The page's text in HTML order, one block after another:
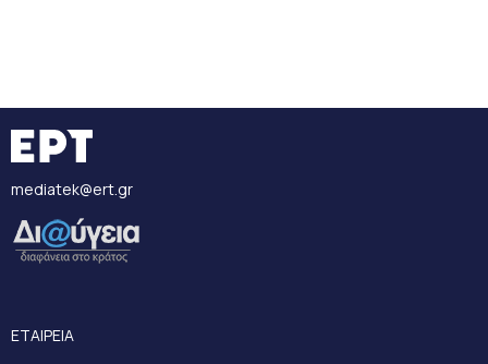
mediatek@ert.gr
ΕΤΑΙΡΕΙΑ